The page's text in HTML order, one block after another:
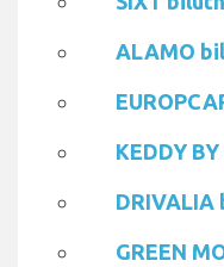
ALAMO
KEDDY
GREEN